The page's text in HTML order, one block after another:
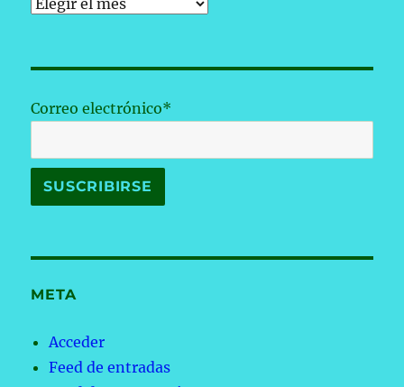
Correo electrónico*
META
Acceder
Feed de entradas